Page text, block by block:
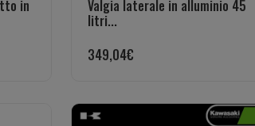
in Valgia laterale in alluminio 45
litri...
349,04€